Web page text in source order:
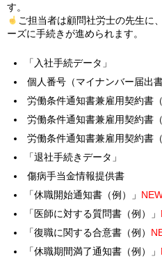
す。
ご担当者は顧問社労士の先生に
ーズに手続きが進められます。
「入社手続データ」
個人番号（マイナンバー届出書
労働条件通知書兼雇用契約書
労働条件通知書兼雇用契約書
労働条件通知書兼雇用契約書
「退社手続きデータ」
傷病手当金情報提供書
「休職開始通知書（例）」
「医師に対する質問書（例）」
「復職に関する合意書（例）
「休職期間満了通知書（例）」